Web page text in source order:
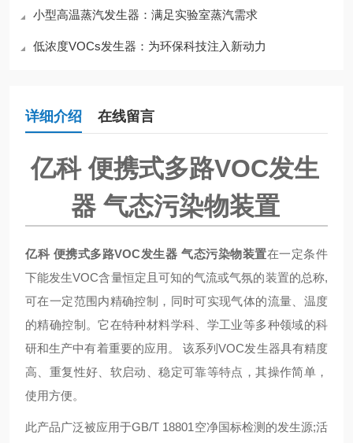
小型高温蒸汽发生器：满足实验室蒸汽需求
低浓度VOCs发生器：为环保科技注入新动力
详细介绍 在线留言
亿科 便携式多路VOC发生
器 气态污染物装置
亿科 便携式多路VOC发生器 气态污染物装置在一定条件
下能发生VOC含量恒定且可知的气流或气氛的装置的总称,
可在一定范围内精确控制，同时可实现气体的流量、温度
的精确控制。它在特种材料学科、学工业等多种领域的科
研和生产中有着重要的应用。 该系列VOC发生器具有精度
高、重复性好、软启动、稳定可靠等特点，其操作简单，
使用方便。
此产品广泛被应用于GB/T 18801空净国标检测的发生源;活